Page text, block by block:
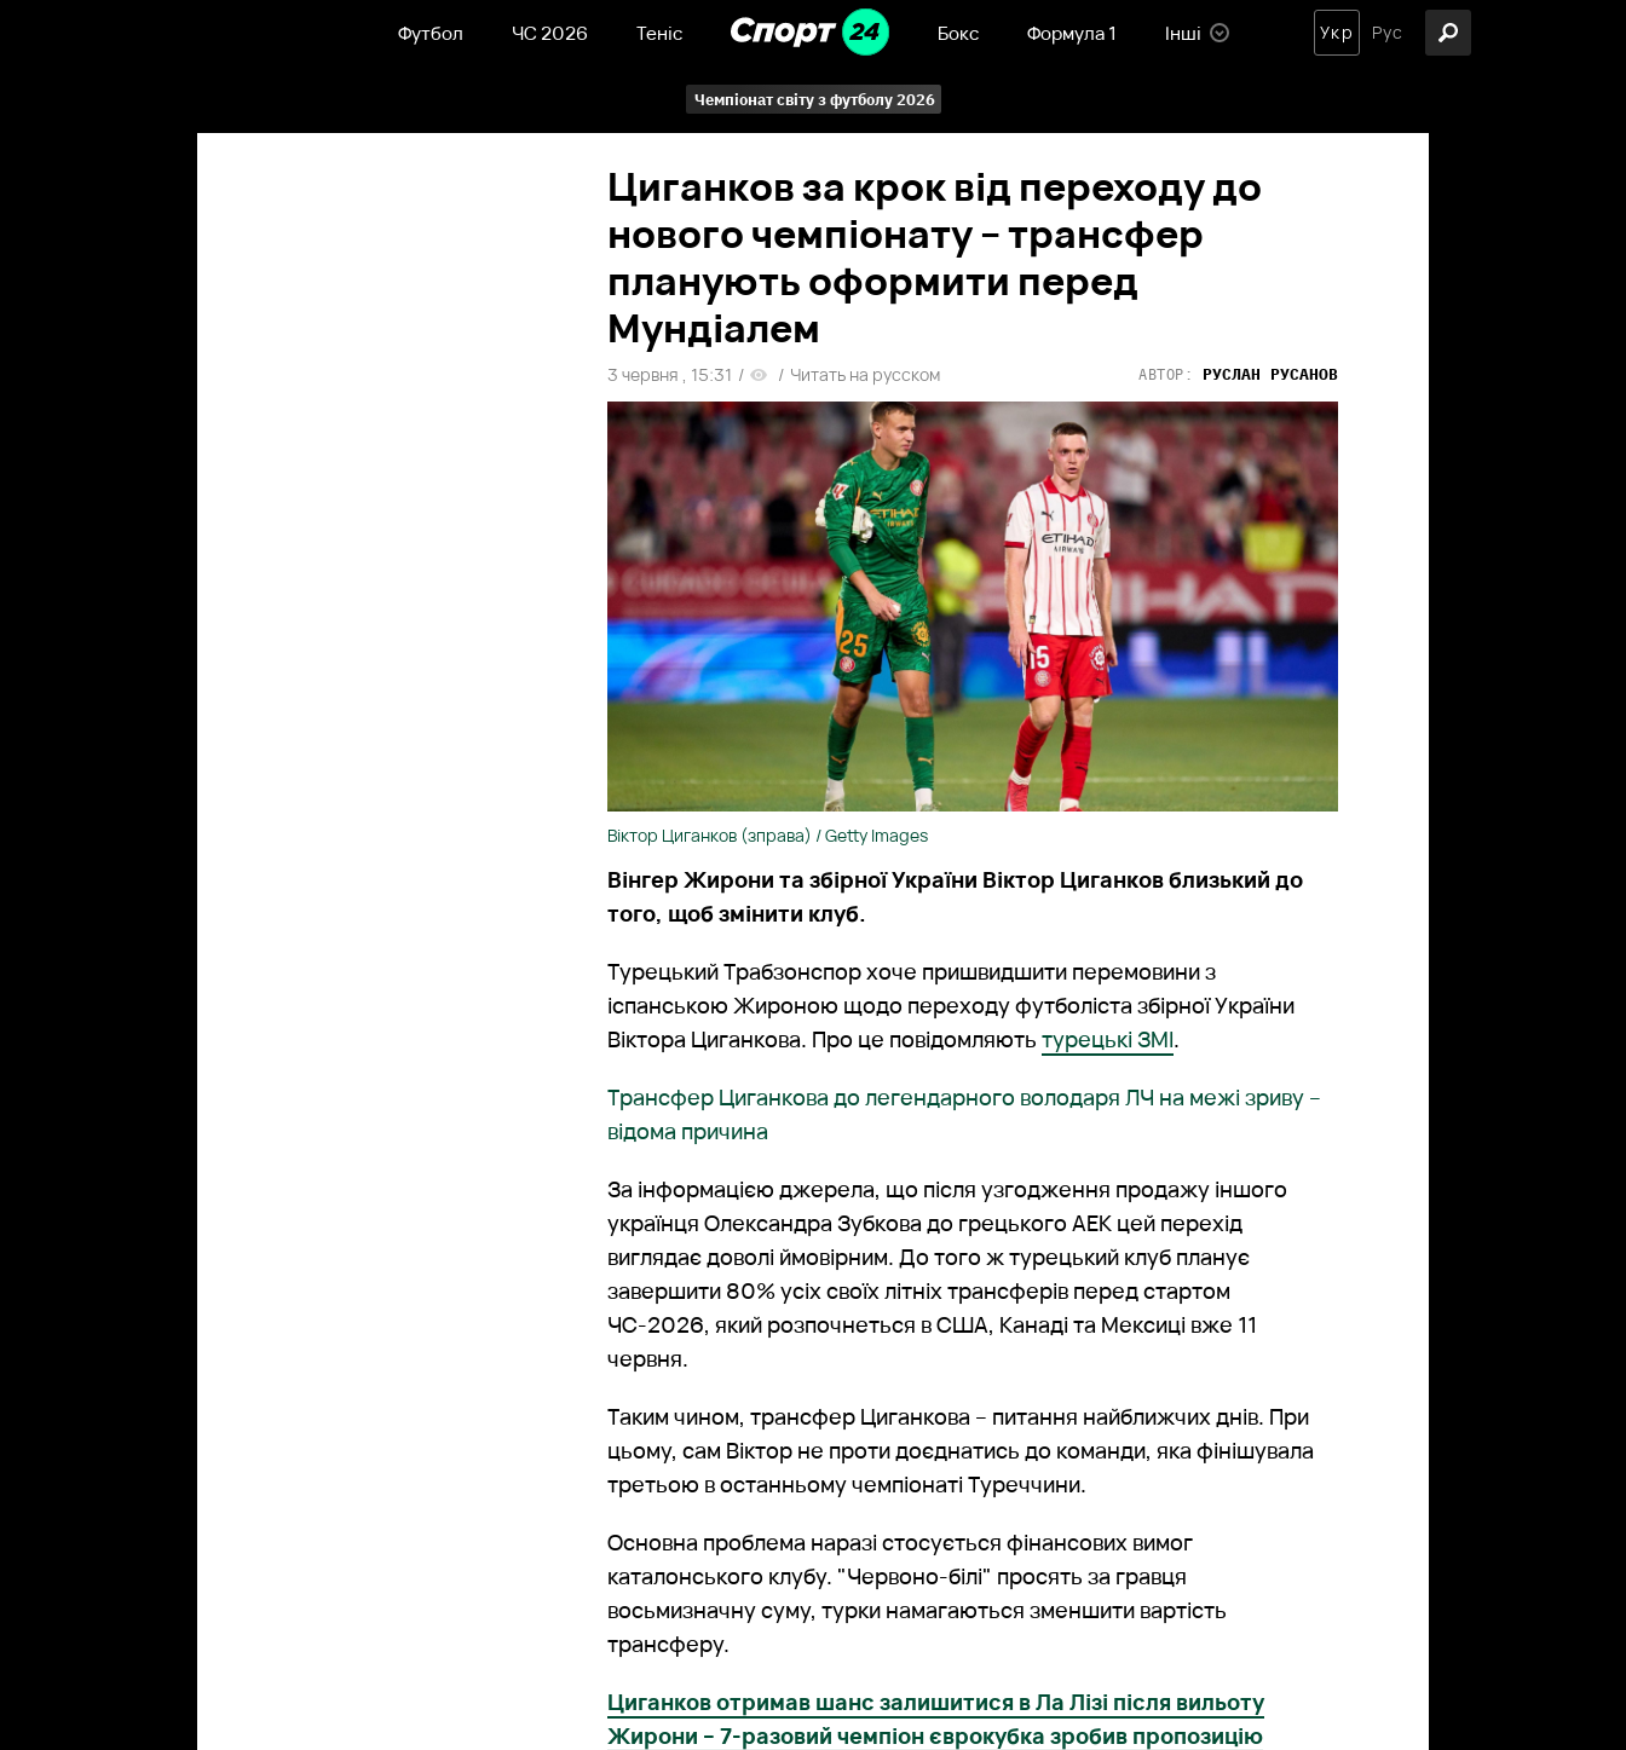
Футбол ЧС 2026 Теніс Бокс Формула 1 Інші Укр Рус
Чемпіонат світу з футболу 2026
Циганков за крок від переходу до
нового чемпіонату – трансфер
планують оформити перед
Мундіалем
3 червня , 15:31 / / Читать на русском АВТОР: РУСЛАН РУСАНОВ
Віктор Циганков (зправа) / Getty Images
Вінгер Жирони та збірної України Віктор Циганков близький до
того, щоб змінити клуб.
Турецький Трабзонспор хоче пришвидшити перемовини з
іспанською Жироною щодо переходу футболіста збірної України
Віктора Циганкова. Про це повідомляютьтурецькі ЗМІ.
Трансфер Циганкова до легендарного володаря ЛЧ на межі зриву –
відома причина
За інформацією джерела, що після узгодження продажу іншого
українця Олександра Зубкова до грецького АЕК цей перехід
виглядає доволі ймовірним. До того ж турецький клуб планує
завершити 80% усіх своїх літніх трансферів перед стартом
ЧС-2026, який розпочнеться в США, Канаді та Мексиці вже 11
червня.
Таким чином, трансфер Циганкова – питання найближчих днів. При
цьому, сам Віктор не проти доєднатись до команди, яка фінішувала
третьою в останньому чемпіонаті Туреччини.
Основна проблема наразі стосується фінансових вимог
каталонського клубу. "Червоно-білі" просять за гравця
восьмизначну суму, турки намагаються зменшити вартість
трансферу.
Циганков отримав шанс залишитися в Ла Лізі після вильоту
Жирони – 7-разовий чемпіон єврокубка зробив пропозицію